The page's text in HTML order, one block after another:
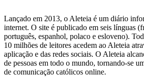
Lançado em 2013, o Aleteia é um diário
internet. O site é publicado em seis línguas
português, espanhol, polaco e esloveno).
10 milhões de leitores acedem ao Aleteia
aplicação e das redes sociais. O Aleteia
de pessoas em todo o mundo, tornando-se
de comunicação católicos online.